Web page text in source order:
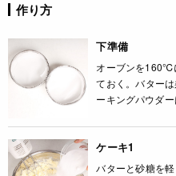
作り方
下準備
オーブンを160℃
ておく。バター
ーキングパウダー
ケーキ1
バターと砂糖を